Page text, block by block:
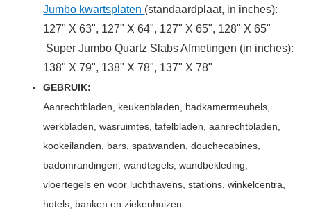
Jumbo kwartsplaten (standaardplaat, in inches):
127" X 63", 127" X 64", 127" X 65", 128" X 65"
Super Jumbo Quartz Slabs Afmetingen (in inches):
138" X 79", 138" X 78", 137" X 78"
GEBRUIK:
Aanrechtbladen, keukenbladen, badkamermeubels,
werkbladen, wasruimtes, tafelbladen, aanrechtbladen,
kookeilanden, bars, spatwanden, douchecabines,
badomrandingen, wandtegels, wandbekleding,
vloertegels en voor luchthavens, stations, winkelcentra,
hotels, banken en ziekenhuizen.